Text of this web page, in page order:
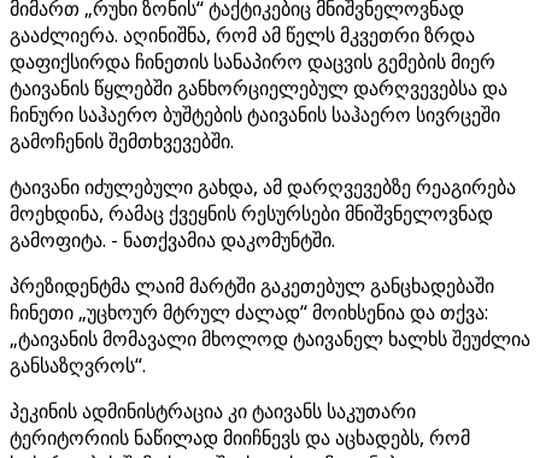
მიმართ „რუხი ზონის“ ტაქტიკებიც მნიშვნელოვნად
გააძლიერა. აღინიშნა, რომ ამ წელს მკვეთრი ზრდა
დაფიქსირდა ჩინეთის სანაპირო დაცვის გემების მიერ
ტაივანის წყლებში განხორციელებულ დარღვევებსა და
ჩინური საჰაერო ბუშტების ტაივანის საჰაერო სივრცეში
გამოჩენის შემთხვევებში.
ტაივანი იძულებული გახდა, ამ დარღვევებზე რეაგირება
მოეხდინა, რამაც ქვეყნის რესურსები მნიშვნელოვნად
გამოფიტა. - ნათქვამია დაკომუნტში.
პრეზიდენტმა ლაიმ მარტში გაკეთებულ განცხადებაში
ჩინეთი „უცხოურ მტრულ ძალად“ მოიხსენია და თქვა:
„ტაივანის მომავალი მხოლოდ ტაივანელ ხალხს შეუძლია
განსაზღვროს“.
პეკინის ადმინისტრაცია კი ტაივანს საკუთარი
ტერიტორიის ნაწილად მიიჩნევს და აცხადებს, რომ